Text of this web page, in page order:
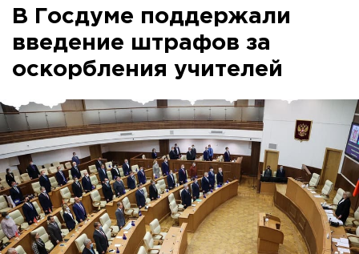
В Госдуме поддержали
введение штрафов за
оскорбления учителей